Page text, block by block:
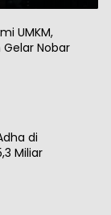
UMKM,
Nobar
di
Miliar